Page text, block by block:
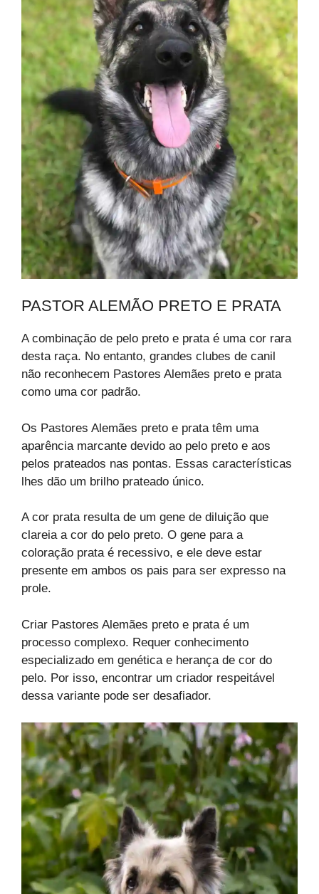
PASTOR ALEMÃO PRETO E PRATA
A combinação de pelo preto e prata é uma cor rara
desta raça. No entanto, grandes clubes de canil
não reconhecem Pastores Alemães preto e prata
como uma cor padrão.
Os Pastores Alemães preto e prata têm uma
aparência marcante devido ao pelo preto e aos
pelos prateados nas pontas. Essas características
lhes dão um brilho prateado único.
A cor prata resulta de um gene de diluição que
clareia a cor do pelo preto. O gene para a
coloração prata é recessivo, e ele deve estar
presente em ambos os pais para ser expresso na
prole.
Criar Pastores Alemães preto e prata é um
processo complexo. Requer conhecimento
especializado em genética e herança de cor do
pelo. Por isso, encontrar um criador respeitável
dessa variante pode ser desafiador.